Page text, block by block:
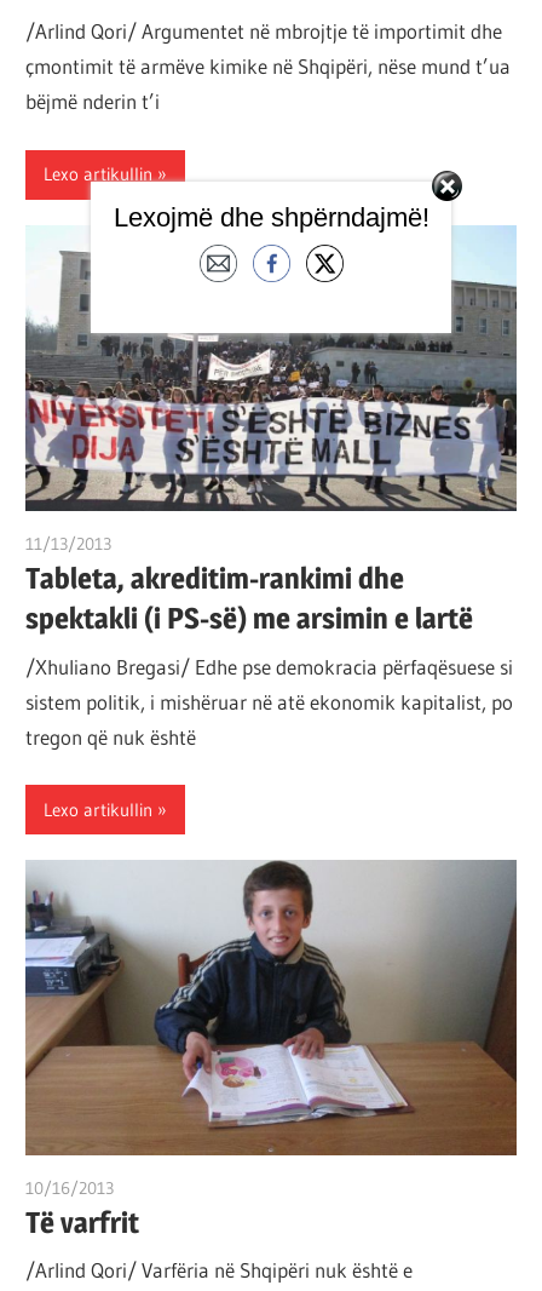
/Arlind Qori/ Argumentet në mbrojtje të importimit dhe
çmontimit të armëve kimike në Shqipëri, nëse mund t’ua
bëjmë nderin t’i
Lexo artikullin
11/13/2013
Tableta, akreditim-rankimi dhe
spektakli (i PS-së) me arsimin e lartë
/Xhuliano Bregasi/ Edhe pse demokracia përfaqësuese si
sistem politik, i mishëruar në atë ekonomik kapitalist, po
tregon që nuk është
Lexo artikullin
10/16/2013
Të varfrit
/Arlind Qori/ Varfëria në Shqipëri nuk është e
Lexojmë dhe shpërndajmë!